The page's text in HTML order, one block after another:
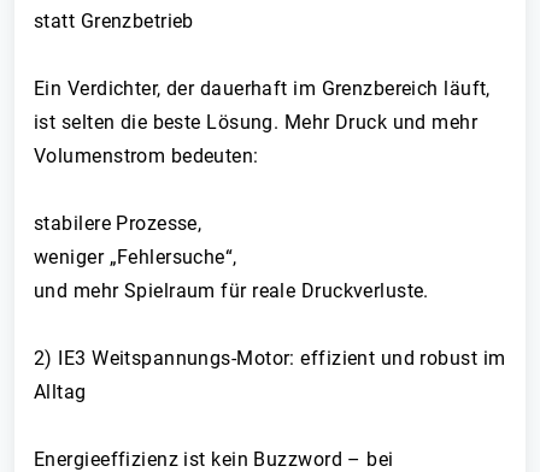
statt Grenzbetrieb
Ein Verdichter, der dauerhaft im Grenzbereich läuft,
ist selten die beste Lösung. Mehr Druck und mehr
Volumenstrom bedeuten:
stabilere Prozesse,
weniger „Fehlersuche“,
und mehr Spielraum für reale Druckverluste.
2) IE3 Weitspannungs-Motor: effizient und robust im
Alltag
Energieeffizienz ist kein Buzzword – bei